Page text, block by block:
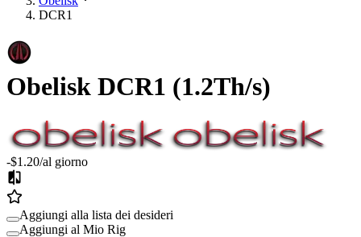
DCR1
Obelisk DCR1 (1.2Th/s)
-$1.20/al giorno
Aggiungi alla lista dei desideri
Aggiungi al Mio Rig